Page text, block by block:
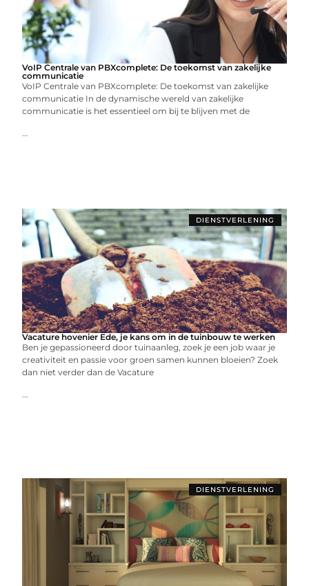
VoIP Centrale van PBXcomplete: De toekomst van zakelijke
communicatie
VoIP Centrale van PBXcomplete: De toekomst van zakelijke
communicatie In de dynamische wereld van zakelijke
communicatie is het essentieel om bij te blijven met de
...
DIENSTVERLENING
Vacature hovenier Ede, je kans om in de tuinbouw te werken
Ben je gepassioneerd door tuinaanleg, zoek je een job waar je
creativiteit en passie voor groen samen kunnen bloeien? Zoek
dan niet verder dan de Vacature
...
DIENSTVERLENING